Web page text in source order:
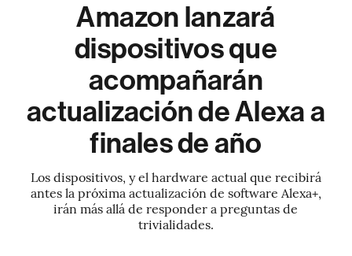
Amazon lanzará
dispositivos que
acompañarán
actualización de Alexa a
finales de año
Los dispositivos, y el hardware actual que recibirá
antes la próxima actualización de software Alexa+,
irán más allá de responder a preguntas de
trivialidades.